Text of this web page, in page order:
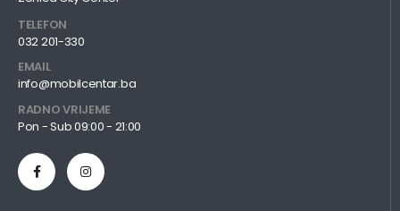
TELEFON
032 201-330
EMAIL
info@mobilcentar.ba
RADNO VRIJEME
Pon - Sub 09:00 - 21:00